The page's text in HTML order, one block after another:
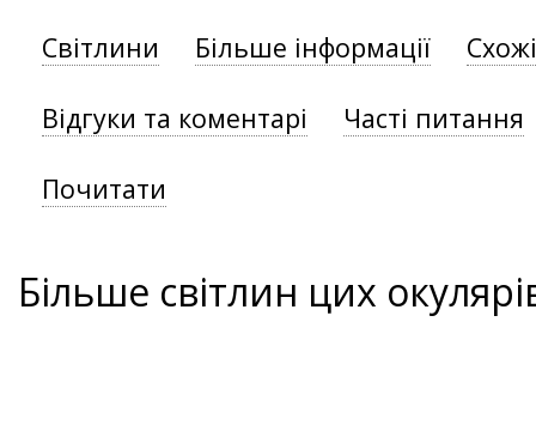
Світлини Більше інформації
Відгуки та коментарі Часті питання
Почитати
Більше світлин цих